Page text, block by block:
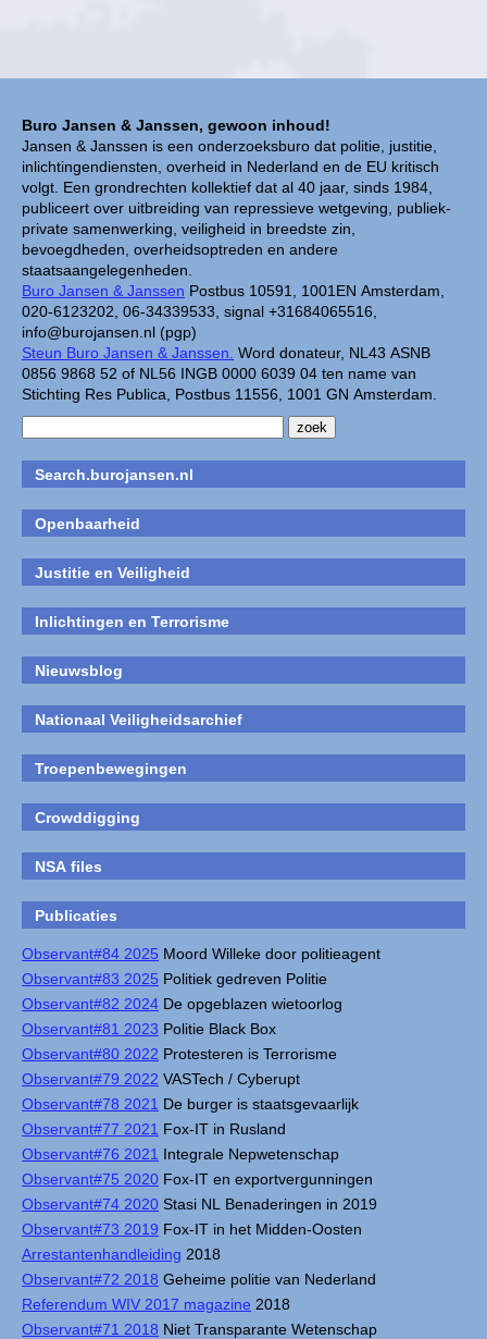
Buro Jansen & Janssen, gewoon inhoud!
Jansen & Janssen is een onderzoeksburo dat politie, justitie,
inlichtingendiensten, overheid in Nederland en de EU kritisch
volgt. Een grondrechten kollektief dat al 40 jaar, sinds 1984,
publiceert over uitbreiding van repressieve wetgeving, publiek-
private samenwerking, veiligheid in breedste zin,
bevoegdheden, overheidsoptreden en andere
staatsaangelegenheden.
Buro Jansen & Janssen Postbus 10591, 1001EN Amsterdam,
020-6123202, 06-34339533, signal +31684065516,
info@burojansen.nl (pgp)
Steun Buro Jansen & Janssen. Word donateur, NL43 ASNB
0856 9868 52 of NL56 INGB 0000 6039 04 ten name van
Stichting Res Publica, Postbus 11556, 1001 GN Amsterdam.
Search.burojansen.nl
Openbaarheid
Justitie en Veiligheid
Inlichtingen en Terrorisme
Nieuwsblog
Nationaal Veiligheidsarchief
Troepenbewegingen
Crowddigging
NSA files
Publicaties
Observant#84 2025 Moord Willeke door politieagent
Observant#83 2025 Politiek gedreven Politie
Observant#82 2024 De opgeblazen wietoorlog
Observant#81 2023 Politie Black Box
Observant#80 2022 Protesteren is Terrorisme
Observant#79 2022 VASTech / Cyberupt
Observant#78 2021 De burger is staatsgevaarlijk
Observant#77 2021 Fox-IT in Rusland
Observant#76 2021 Integrale Nepwetenschap
Observant#75 2020 Fox-IT en exportvergunningen
Observant#74 2020 Stasi NL Benaderingen in 2019
Observant#73 2019 Fox-IT in het Midden-Oosten
Arrestantenhandleiding 2018
Observant#72 2018 Geheime politie van Nederland
Referendum WIV 2017 magazine 2018
Observant#71 2018 Niet Transparante Wetenschap